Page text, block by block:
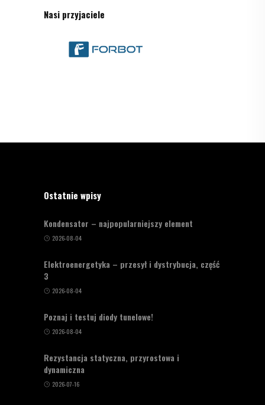
Nasi przyjaciele
Ostatnie wpisy
Kondensator – najpopularniejszy element
2026-08-04
Elektroenergetyka – przesył i dystrybucja, część
3
2026-08-04
Poznaj i testuj diody tunelowe!
2026-08-04
Rezystancja statyczna, przyrostowa i
dynamiczna
2026-07-16